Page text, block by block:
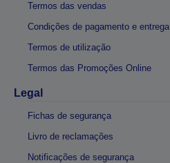
Termos das vendas
Condições de pagamento e entrega
Termos de utilização
Termos das Promoções Online
Legal
Fichas de segurança
Livro de reclamações
Notificações de segurança